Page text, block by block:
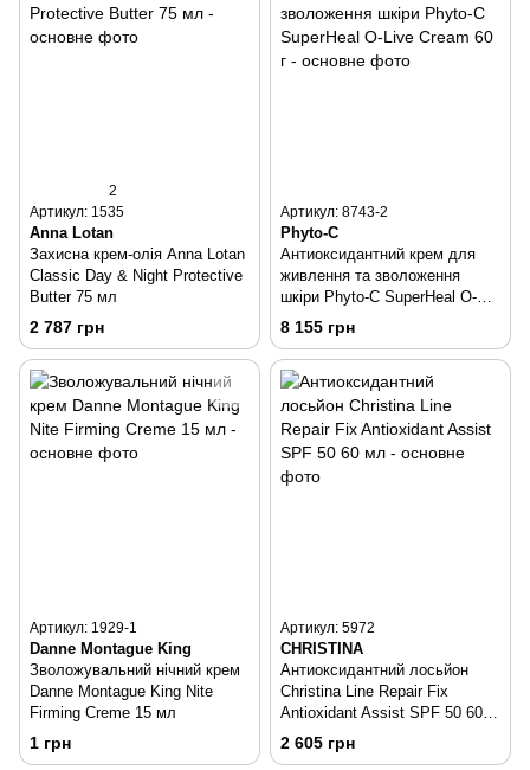
2
Артикул: 1535
Anna Lotan
Захисна крем-олія Anna Lotan
Classic Day & Night Protective
Butter 75 мл
2 787 грн
Артикул: 8743-2
Phyto-C
Антиоксидантний крем для
живлення та зволоження
шкіри Phyto-C SuperHeal O-
Live Cream 60 г
8 155 грн
Артикул: 1929-1
Danne Montague King
Зволожувальний нічний крем
Danne Montague King Nite
Firming Creme 15 мл
1 грн
Артикул: 5972
CHRISTINA
Антиоксидантний лосьйон
Christina Line Repair Fix
Antioxidant Assist SPF 50 60
мл
2 605 грн